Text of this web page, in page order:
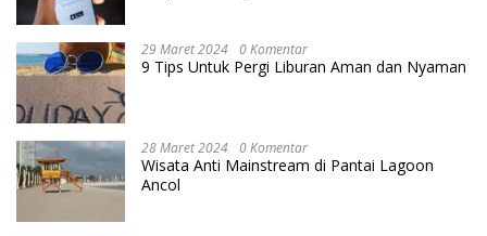
29 Maret 2024 0 Komentar
9 Tips Untuk Pergi Liburan Aman dan Nyaman
28 Maret 2024 0 Komentar
Wisata Anti Mainstream di Pantai Lagoon
Ancol